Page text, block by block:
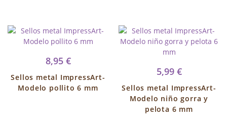
8,95 €
Sellos metal ImpressArt-
Modelo pollito 6 mm
5,99 €
Sellos metal ImpressArt-
Modelo niño gorra y
pelota 6 mm